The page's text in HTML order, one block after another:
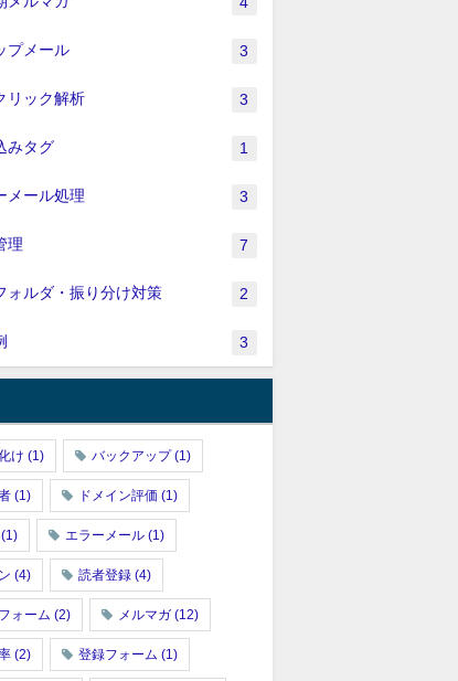
プメール 3
リック解析 3
みタグ 1
メール処理 3
理 7
ォルダ・振り分け対策 2
3
け (1) バックアップ(1)
(1) ドメイン評価 (1)
(1) エラーメール (1)
(4) 読者登録 (4)
ォーム (2) メルマガ (12)
(2) 登録フォーム (1)